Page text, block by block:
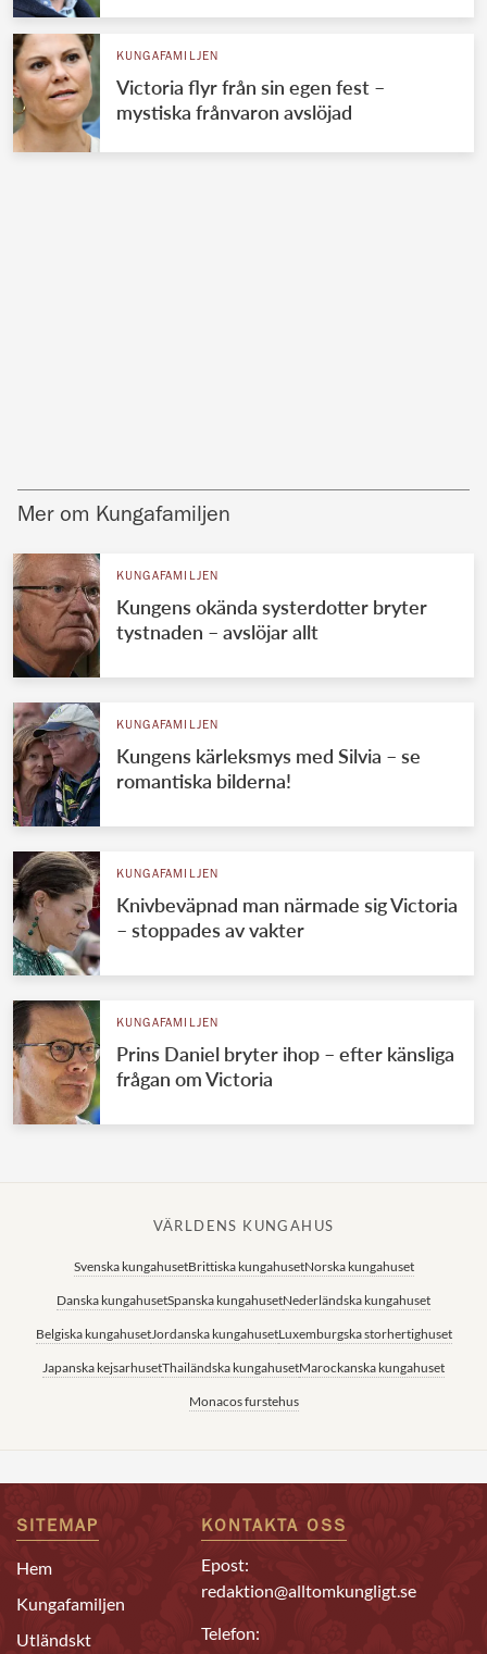
KUNGAFAMILJEN
Victoria flyr från sin egen fest –
mystiska frånvaron avslöjad
Mer om Kungafamiljen
KUNGAFAMILJEN
Kungens okända systerdotter bryter
tystnaden – avslöjar allt
KUNGAFAMILJEN
Kungens kärleksmys med Silvia – se
romantiska bilderna!
KUNGAFAMILJEN
Knivbeväpnad man närmade sig Victoria
– stoppades av vakter
KUNGAFAMILJEN
Prins Daniel bryter ihop – efter känsliga
frågan om Victoria
VÄRLDENS KUNGAHUS
Svenska kungahusetBrittiska kungahusetNorska kungahuset
Danska kungahusetSpanska kungahusetNederländska kungahuset
Belgiska kungahusetJordanska kungahusetLuxemburgska storhertighuset
Japanska kejsarhusetThailändska kungahusetMarockanska kungahuset
Monacos furstehus
SITEMAP
Hem
Kungafamiljen
Utländskt
KONTAKTA OSS
Epost:
redaktion@alltomkungligt.se
Telefon: